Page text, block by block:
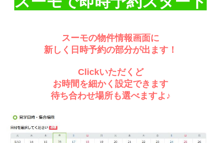
スーモの物件情報画面に
新しく日時予約の部分が出ます！
Clickいただくど
お時間を細かく設定できます
待ち合わせ場所も選べますよ♪